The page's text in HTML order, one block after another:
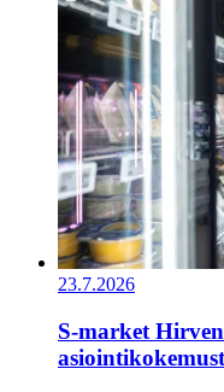
23.7.2026
S-market